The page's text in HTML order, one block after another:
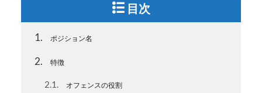
目次
1 ポジション名
2 特徴
2.1 オフェンスの役割